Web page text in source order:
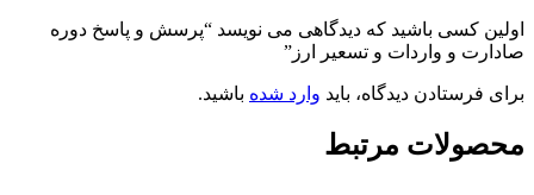
اولین کسی باشید که دیدگاهی می نویسد “پرسش و پاسخ دوره
صادارت و واردات و تسعیر ارز”
برای فرستادن دیدگاه، باید وارد شده باشید.
محصولات مرتبط